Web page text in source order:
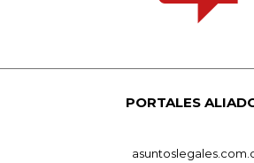
PORTALES